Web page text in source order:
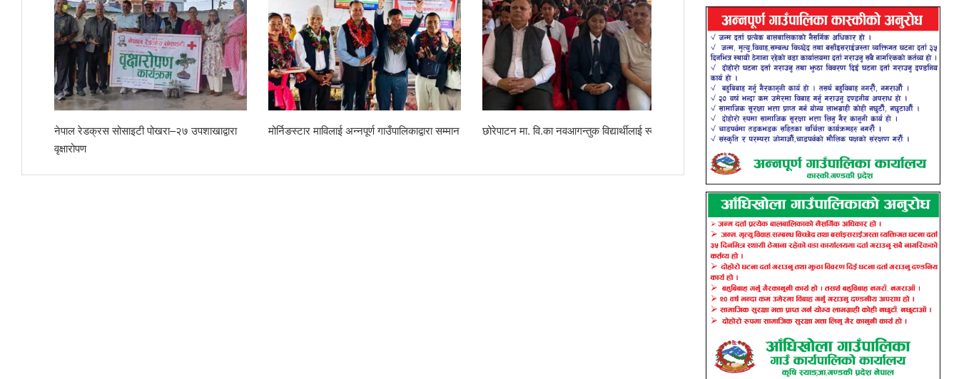
छोरेपाटन मा. वि.का नवआगन्तुक विद्यार्थीलाई स्वागत
शिशु कल्याण, डेभिज फल्स क्लब र प्रहरी चौकीको
रहेनन् केशवशरण
सनफ्लावर बोडिङकी आरतीले ल्याइन् एसइईमा ४